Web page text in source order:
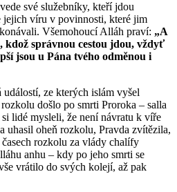
své služebníky, kteří jdou
jejich víru v povinnosti, které jim
Všemohoucí Alláh praví: „A
kdož správnou cestou jdou, vždyť
jsou u Pána tvého odměnou i
událostí, ze kterých islám vyšel
došlo po smrti Proroka – salla
lidé mysleli, že není návratu k víře
uhasil oheň rozkolu, Pravda zvítězila,
rozkolu za vlády chalífy
anhu – kdy po jeho smrti se
vrátilo do svých kolejí, až pak